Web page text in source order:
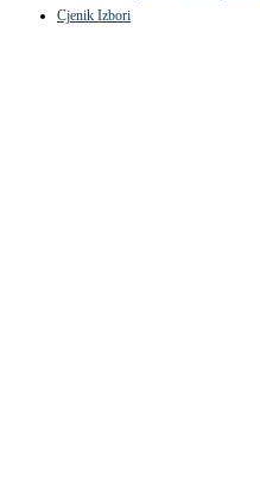
Cjenik Izbori